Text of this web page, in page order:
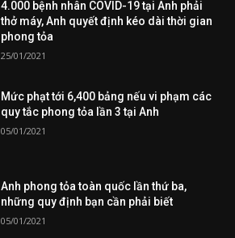
4.000 bệnh nhân COVID-19 tại Anh phải
thở máy, Anh quyết định kéo dài thời gian
phong tỏa
25/01/2021
Mức phạt tới 6,400 bảng nếu vi phạm các
quy tắc phong tỏa lần 3 tại Anh
05/01/2021
Anh phong tỏa toàn quốc lần thứ ba,
những quy định bạn cần phải biết
05/01/2021